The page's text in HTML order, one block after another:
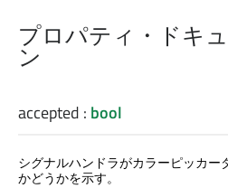
プロパティ・ドキ
ン
accepted : bool
シグナルハンドラがカラーピッカー
かどうかを示す。